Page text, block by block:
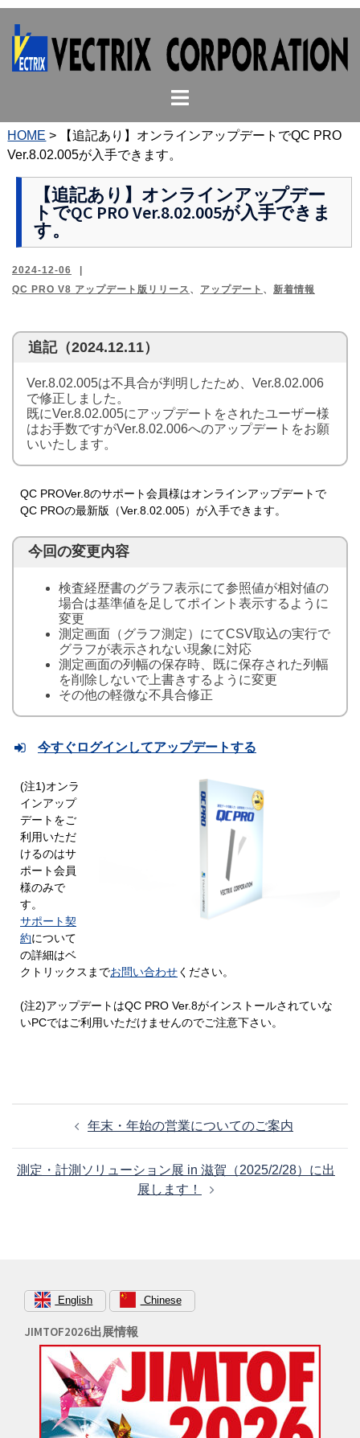
ス
キ
ト
ル
ュ
ー
HOME >
【追記あり】オンラインアップデートでQC PRO
Ver.8.02.005が入手できます。
【追記あり】オンラインアップデー
トでQC PRO Ver.8.02.005が入手できま
す。
2024-12-06
QC PRO V8 アップデート版リリース 、 アップデート 、 新着情報
追記（2024.12.11）
Ver.8.02.005は不具合が判明したため、Ver.8.02.006
で修正しました。
既にVer.8.02.005にアップデートをされたユーザー様
はお手数ですがVer.8.02.006へのアップデートをお願
いいたします。
QC PROVer.8のサポート会員様はオンラインアップデートで
QC PROの最新版（Ver.8.02.005）が入手できます。
今回の変更内容
検査経歴書のグラフ表示にて参照値が相対値の
場合は基準値を足してポイント表示するように
変更
測定画面（グラフ測定）にてCSV取込の実行で
グラフが表示されない現象に対応
測定画面の列幅の保存時、既に保存された列幅
を削除しないで上書きするように変更
その他の軽微な不具合修正
今すぐログインしてアップデートする
(注1)オンラ
インアップ
デートをご
利用いただ
けるのはサ
ポート会員
様のみで
す。
サポート契
約について
の詳細はベ
クトリックスまでお問い合わせください。
(注2)アップデートはQC PRO Ver.8がインストールされていな
いPCではご利用いただけませんのでご注意下さい。
ナ
ビ
ン
年末・年始の営業についてのご案内
測定・計測ソリューション展 in 滋賀（2025/2/28）に出
展します！
English Chinese
JIMTOF2026出展情報